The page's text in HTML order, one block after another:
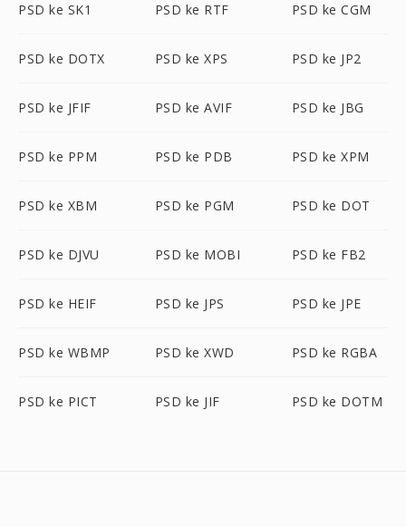
PSD ke SK1 PSD ke RTF PSD ke CGM
PSD ke DOTX PSD ke XPS PSD ke JP2
PSD ke JFIF PSD ke AVIF PSD ke JBG
PSD ke PPM PSD ke PDB PSD ke XPM
PSD ke XBM PSD ke PGM PSD ke DOT
PSD ke DJVU PSD ke MOBI PSD ke FB2
PSD ke HEIF PSD ke JPS PSD ke JPE
PSD ke WBMP PSD ke XWD PSD ke RGBA
PSD ke PICT PSD ke JIF PSD ke DOTM